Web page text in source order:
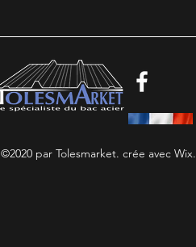
©2020 par Tolesmarket. crée avec Wix.